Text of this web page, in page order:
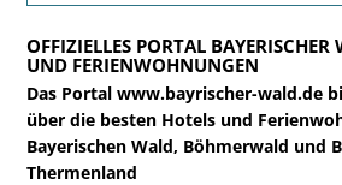
OFFIZIELLES PORTAL BAYERISCHER
UND FERIENWOHNUNGEN
Das Portal www.bayrischer-wald.de
über die besten Hotels und
Bayerischen Wald, Böhmerwald und
Thermenland